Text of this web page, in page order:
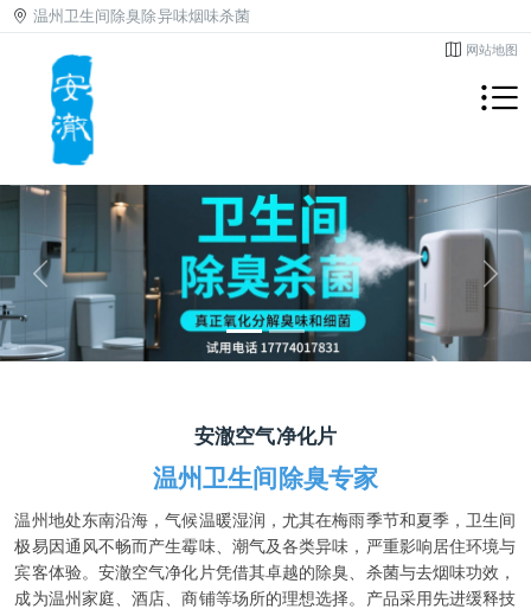
温州卫生间除臭除异味烟味杀菌
网站地图
Previous Next
安澈空气净化片
温州卫生间除臭专家
温州地处东南沿海，气候温暖湿润，尤其在梅雨季节和夏季，卫生间
极易因通风不畅而产生霉味、潮气及各类异味，严重影响居住环境与
宾客体验。安澈空气净化片凭借其卓越的除臭、杀菌与去烟味功效，
成为温州家庭、酒店、商铺等场所的理想选择。产品采用先进缓释技